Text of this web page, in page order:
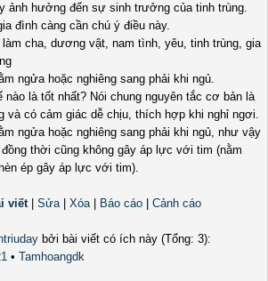
ảnh hưởng đến sự sinh trưởng của tinh trùng.
đình càng cần chú ý điều này.
cha, dương vật, nam tình, yêu, tinh trùng, gia
ngửa hoặc nghiêng sang phải khi ngủ.
là tốt nhất? Nói chung nguyên tắc cơ bản là
và có cảm giác dễ chịu, thích hợp khi nghỉ ngơi.
ngửa hoặc nghiêng sang phải khi ngủ, như vậy
thời cũng không gây áp lực với tim (nằm
ép gây áp lực với tim).
viết| Sửa| Xóa| Báo cáo
Cảnh cáo
bởi bài viết có ích này (Tổng: 3):
• Tamhoangdk